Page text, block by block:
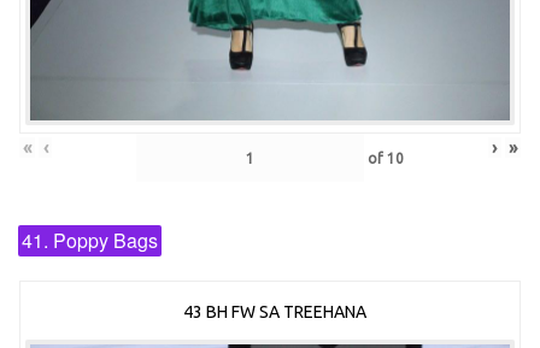
« ‹ of 10 › »
41. Poppy Bags
43 BH FW SA TREEHANA